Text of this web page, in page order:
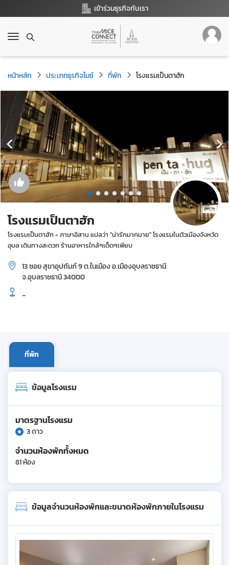
เข้าร่วมธุรกิจกับเรา
T
g
g
l
e
n
g
a
t
i
o
หน้าหลัก ประเภทธุรกิจไมซ์ ที่พัก โรงแรมเป็นตาฮัก
โรงแรมเป็นตาฮัก
โรงแรมเป็นตาฮัก - ภาษาอีสาน แปลว่า "น่ารักมากมาย" โรงแรมในตัวเมืองจังหวัด
อุบล เดินทางสะดวก ร้านอาหารใกล้ๆเด็ดๆเพียบ
13 ซอย สุขาอุปถัมภ์ 9 ต.ในเมือง อ.เมืองอุบลราชธานี
จ.อุบลราชธานี 34000
_
ที่พัก
ข้อมูลโรงแรม
มาตรฐานโรงแรม
3 ดาว
จำนวนห้องพักทั้งหมด
81 ห้อง
ข้อมูลจำนวนห้องพักและขนาดห้องพักภายในโรงแรม